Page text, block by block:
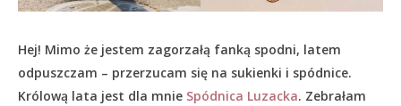
Hej! Mimo że jestem zagorzałą fanką spodni, latem
odpuszczam – przerzucam się na sukienki i spódnice.
Królową lata jest dla mnie Spódnica Luzacka. Zebrałam